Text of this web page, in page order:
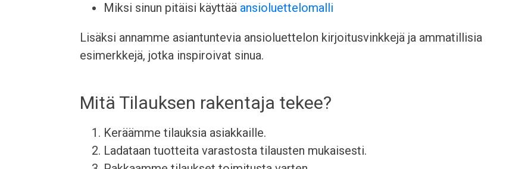
Miksi sinun pitäisi käyttää ansioluettelomalli
Lisäksi annamme asiantuntevia ansioluettelon kirjoitusvinkkejä ja ammatillisia
esimerkkejä, jotka inspiroivat sinua.
Mitä Tilauksen rakentaja tekee?
Keräämme tilauksia asiakkaille.
Ladataan tuotteita varastosta tilausten mukaisesti.